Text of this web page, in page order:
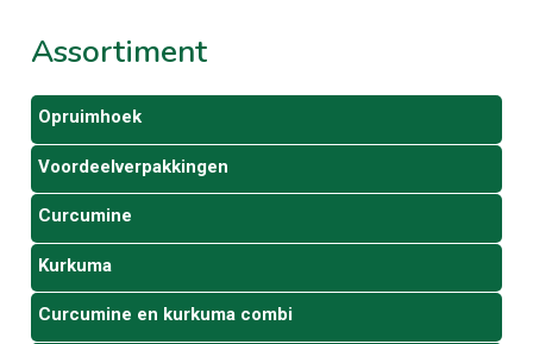
Assortiment
Opruimhoek
Voordeelverpakkingen
Curcumine
Kurkuma
Curcumine en kurkuma combi